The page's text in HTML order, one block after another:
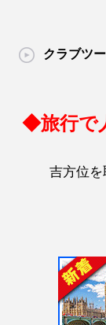
クラブツ
◆旅行で
吉方位を